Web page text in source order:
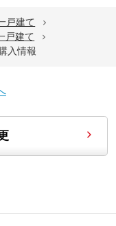
戸建て
戸建て
入情報